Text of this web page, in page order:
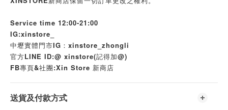
Service time 12:00-21:00
IG:xinstore_
中壢實體門市IG：xinstore_zhongli
官方LINE ID:@ xinstore(記得加@)
FB專頁&社團:Xin Store 新商店
送貨及付款方式